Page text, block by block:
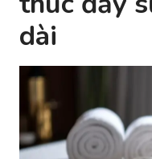
dài